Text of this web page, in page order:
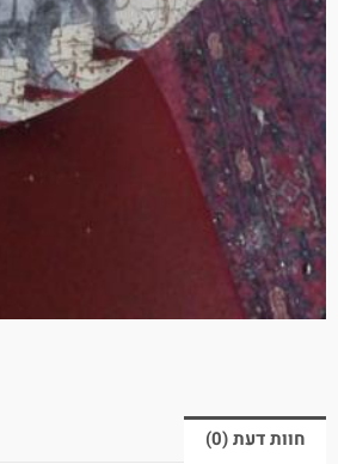
חוות דעת (0)